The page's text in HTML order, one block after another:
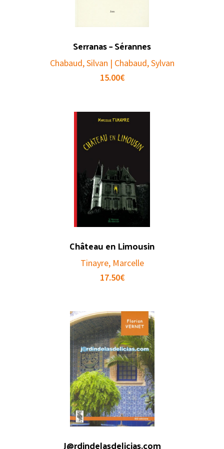
Serranas – Sérannes
Chabaud, Silvan | Chabaud, Sylvan
15.00€
Château en Limousin
Tinayre, Marcelle
17.50€
J@rdindelasdelicias.com